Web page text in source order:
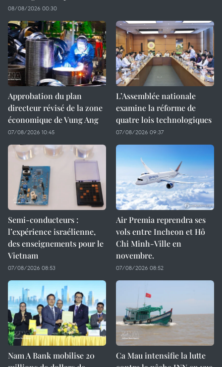
08/08/2026 00:30
Approbation du plan
directeur révisé de la zone
économique de Vung Ang
07/08/2026 10:45
L’Assemblée nationale
examine la réforme de
quatre lois technologiques
07/08/2026 09:37
Semi-conducteurs :
l’expérience israélienne,
des enseignements pour le
Vietnam
07/08/2026 08:53
Air Premia reprendra ses
vols entre Incheon et Hô
Chi Minh-Ville en
novembre.
07/08/2026 08:52
Nam A Bank mobilise 20
Ca Mau intensifie la lutte